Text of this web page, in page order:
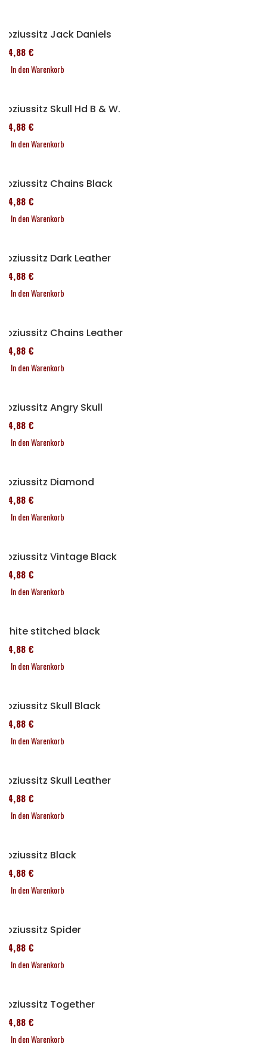
Soziussitz Jack Daniels
114,88 €
In den Warenkorb
Soziussitz Skull Hd B & W.
114,88 €
In den Warenkorb
Soziussitz Chains Black
114,88 €
In den Warenkorb
Soziussitz Dark Leather
114,88 €
In den Warenkorb
Soziussitz Chains Leather
114,88 €
In den Warenkorb
Soziussitz Angry Skull
114,88 €
In den Warenkorb
Soziussitz Diamond
114,88 €
In den Warenkorb
Soziussitz Vintage Black
114,88 €
In den Warenkorb
White stitched black
114,88 €
In den Warenkorb
Soziussitz Skull Black
114,88 €
In den Warenkorb
Soziussitz Skull Leather
114,88 €
In den Warenkorb
Soziussitz Black
114,88 €
In den Warenkorb
Soziussitz Spider
114,88 €
In den Warenkorb
Soziussitz Together
114,88 €
In den Warenkorb